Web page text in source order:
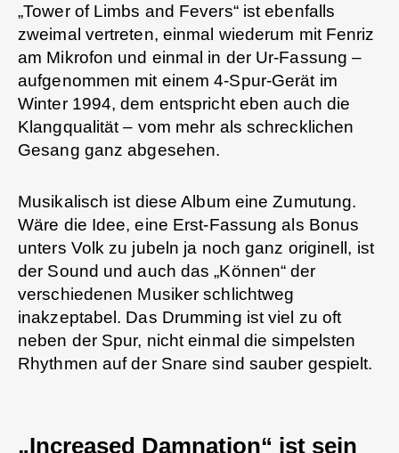
„Tower of Limbs and Fevers“ ist ebenfalls
zweimal vertreten, einmal wiederum mit Fenriz
am Mikrofon und einmal in der Ur-Fassung –
aufgenommen mit einem 4-Spur-Gerät im
Winter 1994, dem entspricht eben auch die
Klangqualität – vom mehr als schrecklichen
Gesang ganz abgesehen.
Musikalisch ist diese Album eine Zumutung.
Wäre die Idee, eine Erst-Fassung als Bonus
unters Volk zu jubeln ja noch ganz originell, ist
der Sound und auch das „Können“ der
verschiedenen Musiker schlichtweg
inakzeptabel. Das Drumming ist viel zu oft
neben der Spur, nicht einmal die simpelsten
Rhythmen auf der Snare sind sauber gespielt.
„Increased Damnation“ ist sein